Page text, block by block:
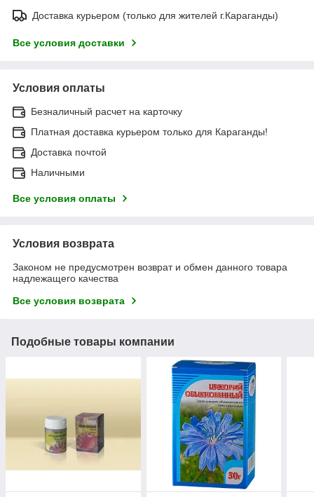
Доставка курьером (только для жителей г.Караганды)
Все условия доставки
Условия оплаты
Безналичный расчет на карточку
Платная доставка курьером только для Караганды!
Доставка почтой
Наличными
Все условия оплаты
Условия возврата
Законом не предусмотрен возврат и обмен данного товара
надлежащего качества
Все условия возврата
Подобные товары компании